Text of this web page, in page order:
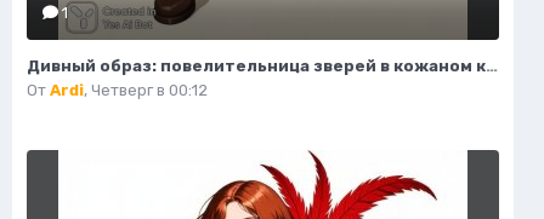
1
Дивный образ: повелительница зверей в кожаном корсете и зеленой юбке. Изображение из нейронной сети Flux Ai
От Ardi, Четверг в 00:12